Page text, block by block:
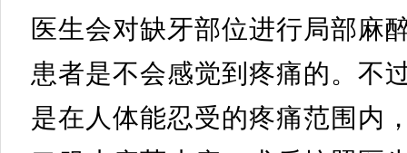
医生会对缺牙部位进行局部麻
患者是不会感觉到疼痛的。不
是在人体能忍受的疼痛范围内